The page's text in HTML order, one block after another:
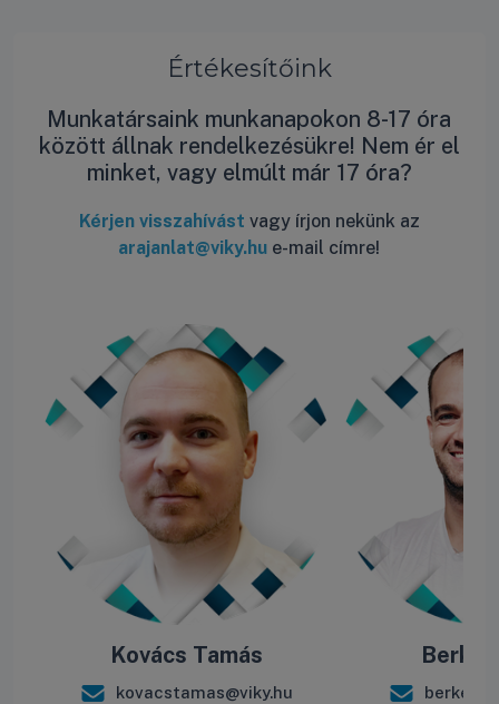
Értékesítőink
Munkatársaink munkanapokon 8-17 óra
között állnak rendelkezésükre! Nem ér el
minket, vagy elmúlt már 17 óra?
Kérjen visszahívást vagy írjon nekünk az
arajanlat@viky.hu e-mail címre!
Kovács Tamás
kovacstamas@viky.hu
Berke